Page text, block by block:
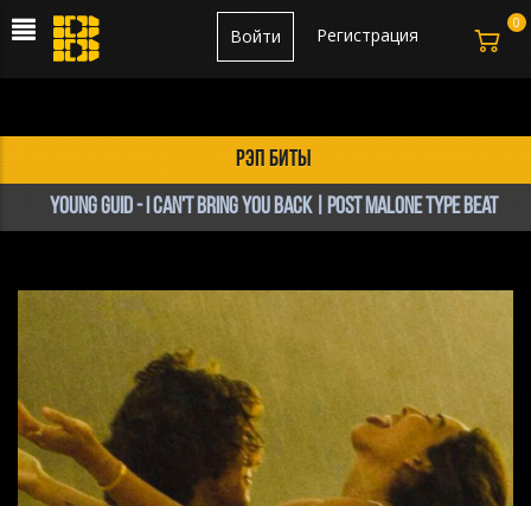
Регистрация
Войти
рэп биты
Young Guid - I Can't Bring You Back | Post Malone Type Beat
0